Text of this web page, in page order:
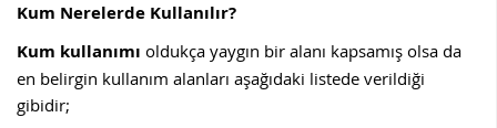
Kum Nerelerde Kullanılır?
Kum kullanımı oldukça yaygın bir alanı kapsamış olsa da
en belirgin kullanım alanları aşağıdaki listede verildiği
gibidir;